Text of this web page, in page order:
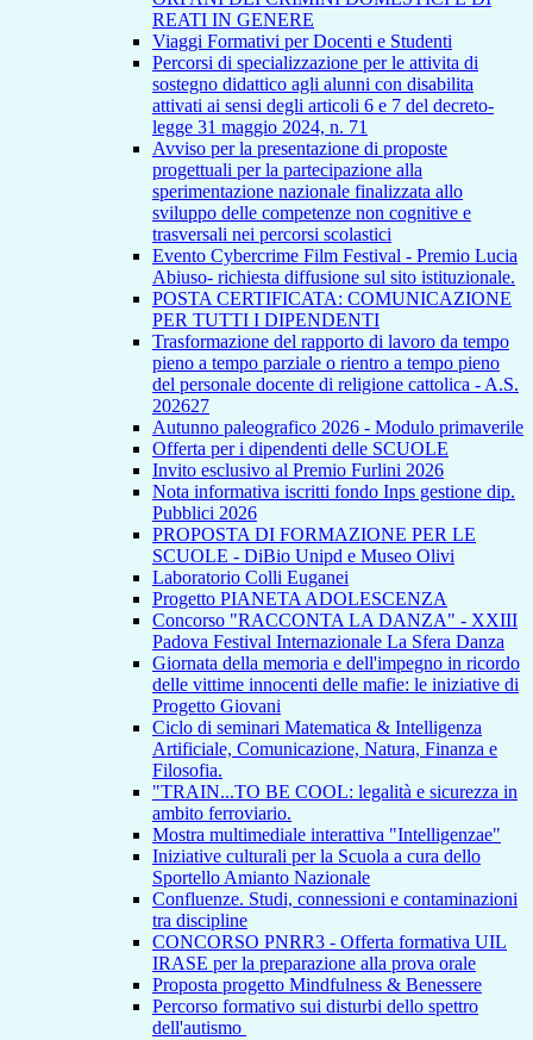
REATI IN GENERE
Viaggi Formativi per Docenti e Studenti
Percorsi di specializzazione per le attivita di
sostegno didattico agli alunni con disabilita
attivati ai sensi degli articoli 6 e 7 del decreto-
legge 31 maggio 2024, n. 71
Avviso per la presentazione di proposte
progettuali per la partecipazione alla
sperimentazione nazionale finalizzata allo
sviluppo delle competenze non cognitive e
trasversali nei percorsi scolastici
Evento Cybercrime Film Festival - Premio Lucia
Abiuso- richiesta diffusione sul sito istituzionale.
POSTA CERTIFICATA: COMUNICAZIONE
PER TUTTI I DIPENDENTI
Trasformazione del rapporto di lavoro da tempo
pieno a tempo parziale o rientro a tempo pieno
del personale docente di religione cattolica - A.S.
202627
Autunno paleografico 2026 - Modulo primaverile
Offerta per i dipendenti delle SCUOLE
Invito esclusivo al Premio Furlini 2026
Nota informativa iscritti fondo Inps gestione dip.
Pubblici 2026
PROPOSTA DI FORMAZIONE PER LE
SCUOLE - DiBio Unipd e Museo Olivi
Laboratorio Colli Euganei
Progetto PIANETA ADOLESCENZA
Concorso "RACCONTA LA DANZA" - XXIII
Padova Festival Internazionale La Sfera Danza
Giornata della memoria e dell'impegno in ricordo
delle vittime innocenti delle mafie: le iniziative di
Progetto Giovani
Ciclo di seminari Matematica & Intelligenza
Artificiale, Comunicazione, Natura, Finanza e
Filosofia.
"TRAIN...TO BE COOL: legalità e sicurezza in
ambito ferroviario.
Mostra multimediale interattiva "Intelligenzae"
Iniziative culturali per la Scuola a cura dello
Sportello Amianto Nazionale
Confluenze. Studi, connessioni e contaminazioni
tra discipline
CONCORSO PNRR3 - Offerta formativa UIL
IRASE per la preparazione alla prova orale
Proposta progetto Mindfulness & Benessere
Percorso formativo sui disturbi dello spettro
dell'autismo